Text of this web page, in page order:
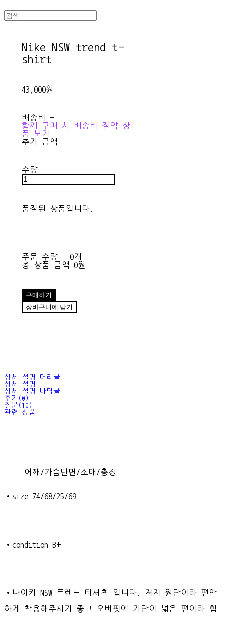
Nike NSW trend t-
shirt
43,000원
배송비 -
함께 구매 시 배송비 절약 상
품 보기
추가 금액
수량
품절된 상품입니다.
주문 수량
0개
총 상품 금액
0원
구매하기
장바구니에 담기
상세 설명 머리글
상세 설명
상세 설명 바닥글
후기(0)
질문(10)
관련 상품
어깨/가슴단면/소매/총장
•size 74/68/25/69
•condition B+
•나이키 NSW 트렌드 티셔츠 입니다. 져지 원단이라 편안
하게 착용해주시기 좋고 오버핏에 가단이 넓은 편이라 힙